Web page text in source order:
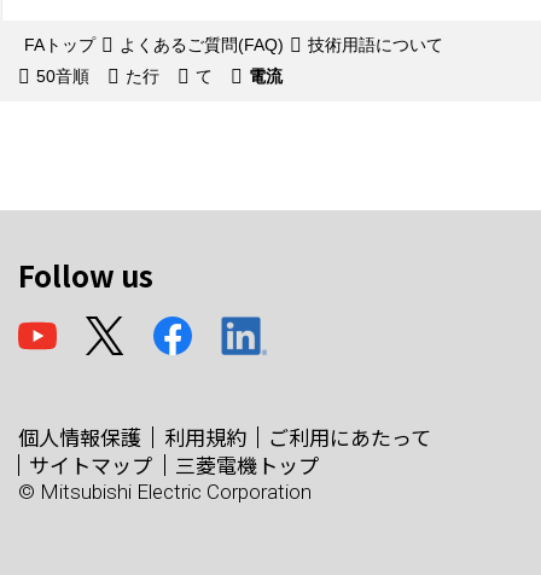
FAトップ よくあるご質問(FAQ)
技術用語について
50音順
た行 て 電流
Follow us
個人情報保護 利用規約
ご利用にあたって
サイトマップ
三菱電機トップ
© Mitsubishi Electric Corporation